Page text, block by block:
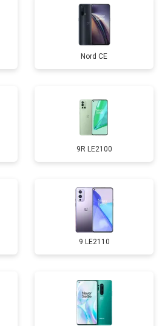
Nord CE
9R LE2100
9 LE2110